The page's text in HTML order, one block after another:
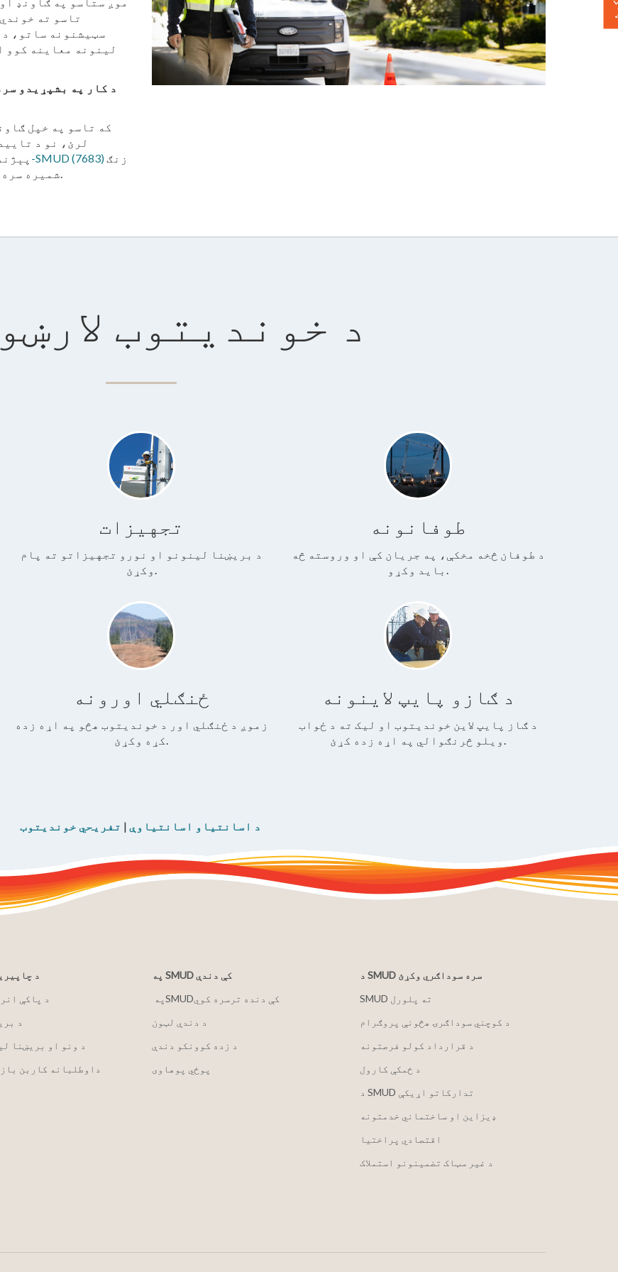
تاسو ته
سټیشنونه ساتو، د
لینونه معاینه کوو
د کار په بشپړیدو
که تاسو په خپل
لرئ، نو د
1-888-742-SMUD (7683)
ووهئ او موږ به د کارمند نوم او د ID شمیره سره تایید کړو.
د خوندیتوب
تجهیزات
د بریښنا لینونو او نورو تجهیزاتو ته پام
طوفانونه
د طوفان څخه مخکې، په جریان کې او وروسته څه
ځنګلي اورونه
زموږ د ځنګلي اور د خوندیتوب هڅو په اړه زده
د ګازو پایپ لاینونه
د ګاز پایپ لاین خوندیتوب او لیک ته د ځواب
د اسانتیاو اسانتیاوې |
د
2030 د پاکې
د
د ونو او بریښنا
داوطلبانه کاربن
په SMUD کې دندې
په ‏‎SMUD‎‏ کې دنده ترسره کوي
د دندې لټون
د زده کوونکو دندې
پوځي پوهاوی
د SMUD سره سوداګري وکړئ
SMUD ته پلورل
د کوچني سوداګرۍ هڅونې پروګرام
د قرارداد کولو فرصتونه
د ځمکې کارول
د SMUD تدارکاتو اړیکې
ډیزاین او ساختماني خدمتونه
اقتصادي پراختیا
د غیر سټاک تضمینونو استملاک